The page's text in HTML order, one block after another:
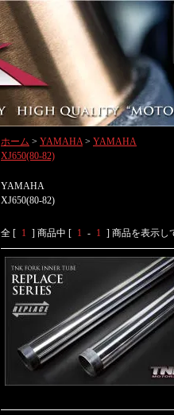
ホーム > YAMAHA> YAMAHA
XJ650(80-82)
YAMAHA
XJ650(80-82)
全 [ 1 ] 商品中 [ 1 - 1 ] 商品を表示し